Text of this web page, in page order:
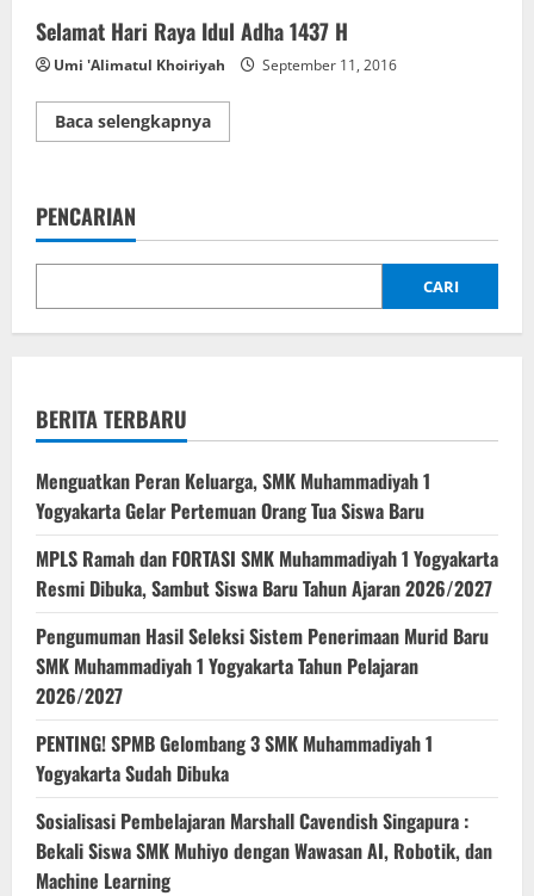
Selamat Hari Raya Idul Adha 1437 H
Umi 'Alimatul Khoiriyah September 11, 2016
Baca selengkapnyaRead
more
Adha
H
PENCARIAN
CARI
BERITA TERBARU
Menguatkan Peran Keluarga, SMK Muhammadiyah 1
Yogyakarta Gelar Pertemuan Orang Tua Siswa Baru
MPLS Ramah dan FORTASI SMK Muhammadiyah 1 Yogyakarta
Resmi Dibuka, Sambut Siswa Baru Tahun Ajaran 2026/2027
Pengumuman Hasil Seleksi Sistem Penerimaan Murid Baru
SMK Muhammadiyah 1 Yogyakarta Tahun Pelajaran
2026/2027
PENTING! SPMB Gelombang 3 SMK Muhammadiyah 1
Yogyakarta Sudah Dibuka
Sosialisasi Pembelajaran Marshall Cavendish Singapura :
Bekali Siswa SMK Muhiyo dengan Wawasan AI, Robotik, dan
Machine Learning